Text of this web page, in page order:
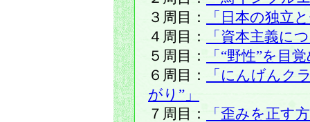
３周目：
「日本の独立
４周目：
「資本主義に
５周目：
「“野性”を目
６周目：
「にんげんク
がり”」
７周目：
「歪みを正す